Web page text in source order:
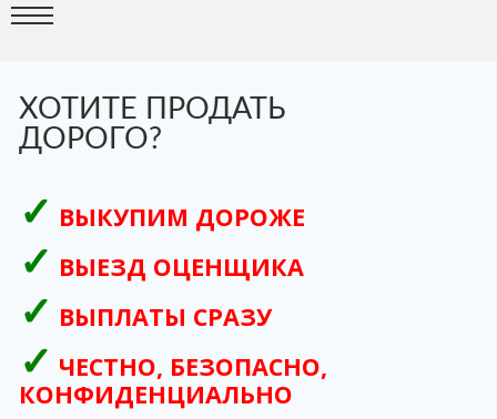
ХОТИТЕ ПРОДАТЬ
ДОРОГО?
ВЫКУПИМ ДОРОЖЕ
ВЫЕЗД ОЦЕНЩИКА
ВЫПЛАТЫ СРАЗУ
ЧЕСТНО, БЕЗОПАСНО,
КОНФИДЕНЦИАЛЬНО